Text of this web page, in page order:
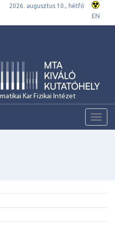
2026. augusztus 10., hétfő
EN
Kar Fizikai Intézet